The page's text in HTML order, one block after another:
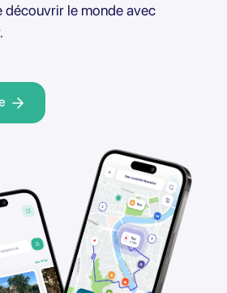
découvrir le monde avec